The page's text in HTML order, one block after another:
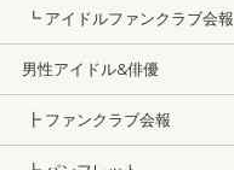
┗ アイドルファンクラブ会報
男性アイドル&俳優
┣ ファンクラブ会報